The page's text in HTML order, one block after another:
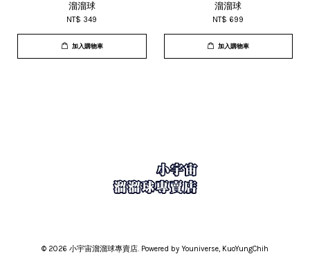
溜溜球
NT$ 349
加入購物車
溜溜球
NT$ 699
加入購物車
© 2026 小宇宙溜溜球專賣店. Powered by Youniverse, KuoYungChih